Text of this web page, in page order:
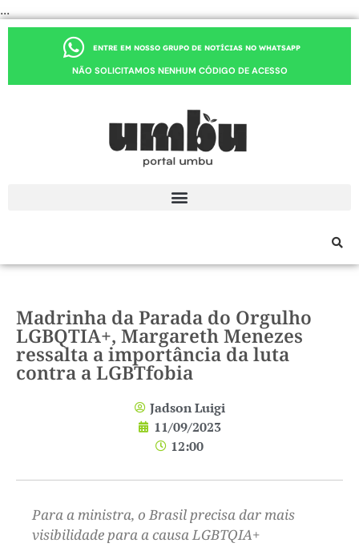
...
ENTRE EM NOSSO GRUPO DE NOTÍCIAS NO WHATSAPP
NÃO SOLICITAMOS NENHUM CÓDIGO DE ACESSO
Madrinha da Parada do Orgulho
LGBQTIA+, Margareth Menezes
ressalta a importância da luta
contra a LGBTfobia
Jadson Luigi
11/09/2023
12:00
Para a ministra, o Brasil precisa dar mais
visibilidade para a causa LGBTQIA+